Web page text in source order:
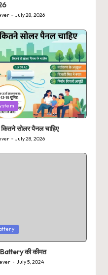
July 28, 2026
सोलर पैनल चाहिए
July 28, 2026
की कीमत
July 5, 2024